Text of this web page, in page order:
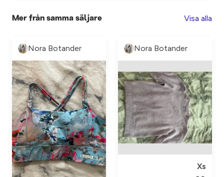
Mer från samma säljare Visa alla
Nora Botander Nora Botander
Xs